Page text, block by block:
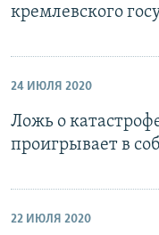
кремлевского
24 ИЮЛЯ 2020
Ложь о
проигрывает в
22 ИЮЛЯ 2020